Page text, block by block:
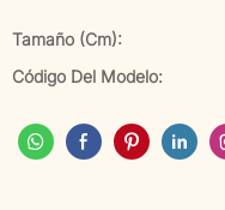
Tamaño (cm):
Código Del Modelo: